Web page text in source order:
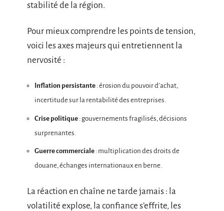
stabilité de la région.
Pour mieux comprendre les points de tension,
voici les axes majeurs qui entretiennent la
nervosité :
Inflation persistante : érosion du pouvoir d’achat,
incertitude sur la rentabilité des entreprises.
Crise politique : gouvernements fragilisés, décisions
surprenantes.
Guerre commerciale : multiplication des droits de
douane, échanges internationaux en berne.
La réaction en chaîne ne tarde jamais : la
volatilité explose, la confiance s’effrite, les